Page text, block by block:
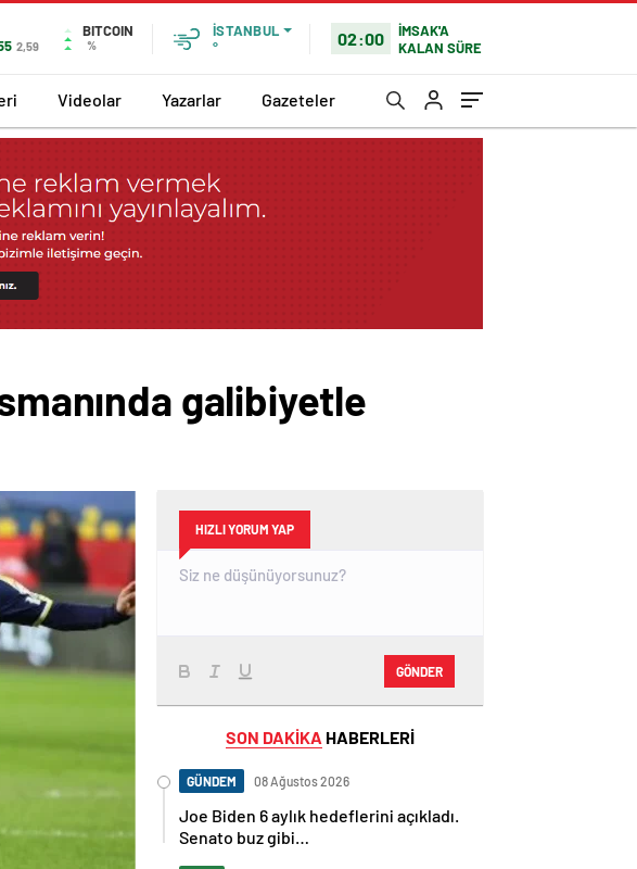
2,59
BITCOIN
%
İSTANBUL
°
02:00
İMSAK'A
KALAN SÜRE
Videolar Yazarlar Gazeteler
galibiyetle
HIZLI YORUM YAP
GÖNDER
SON DAKİKA HABERLERİ
GÜNDEM 08 Ağustos 2026
Joe Biden 6 aylık hedeflerini açıkladı.
Senato buz gibi…